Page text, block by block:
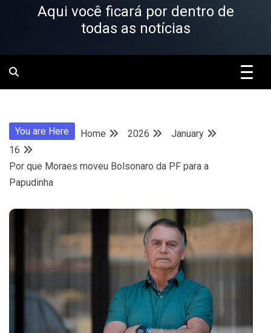
Aqui você ficará por dentro de
todas as notícias
You are Here Home 2026
January
16
Por que Moraes moveu Bolsonaro da PF para a
Papudinha